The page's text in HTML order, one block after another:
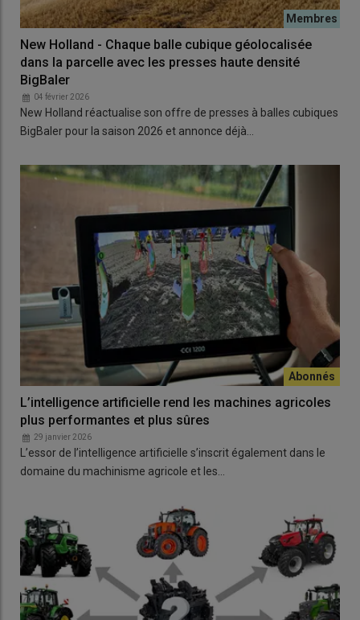
New Holland - Chaque balle cubique géolocalisée
dans la parcelle avec les presses haute densité
BigBaler
04 février 2026
New Holland réactualise son offre de presses à balles cubiques
BigBaler pour la saison 2026 et annonce déjà…
L’intelligence artificielle rend les machines agricoles
plus performantes et plus sûres
29 janvier 2026
L’essor de l’intelligence artificielle s’inscrit également dans le
domaine du machinisme agricole et les…